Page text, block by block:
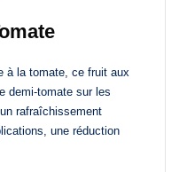
à la tomate, ce fruit aux
demi-tomate sur les
rafraîchissement
une réduction